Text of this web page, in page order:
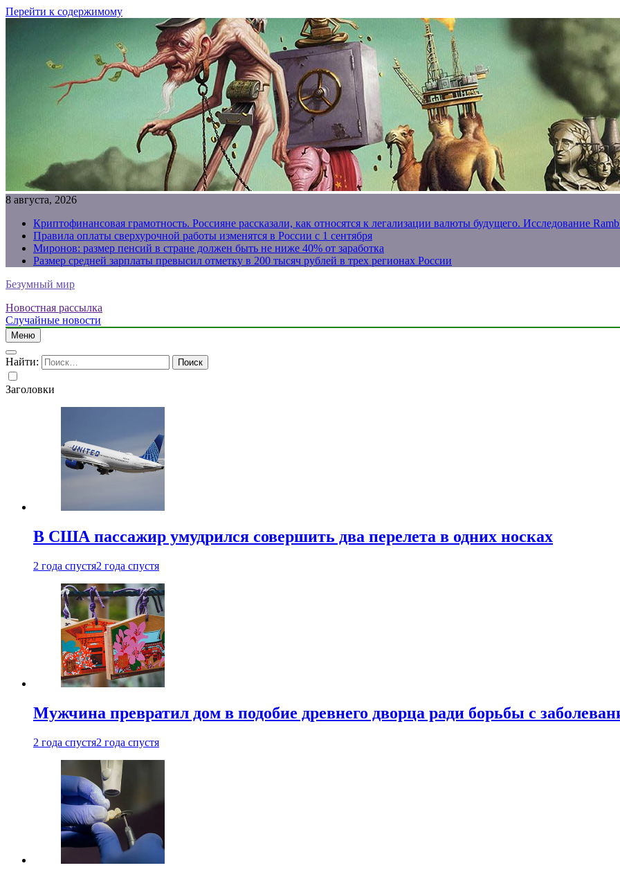
Перейти к содержимому
8 августа, 2026
Криптофинансовая грамотность. Россияне рассказали, как относятся к легализации валюты будущего. Исследование
Правила оплаты сверхурочной работы изменятся в России с 1 сентября
Миронов: размер пенсий в стране должен быть не ниже 40% от заработка
Размер средней зарплаты превысил отметку в 200 тысяч рублей в трех регионах России
Безумный мир
Новостная рассылка
Случайные новости
Меню
Найти:
Заголовки
В США пассажир умудрился совершить два перелета в одних носках
2 года спустя2 года спустя
Мужчина превратил дом в подобие древнего дворца ради борьбы с
2 года спустя2 года спустя